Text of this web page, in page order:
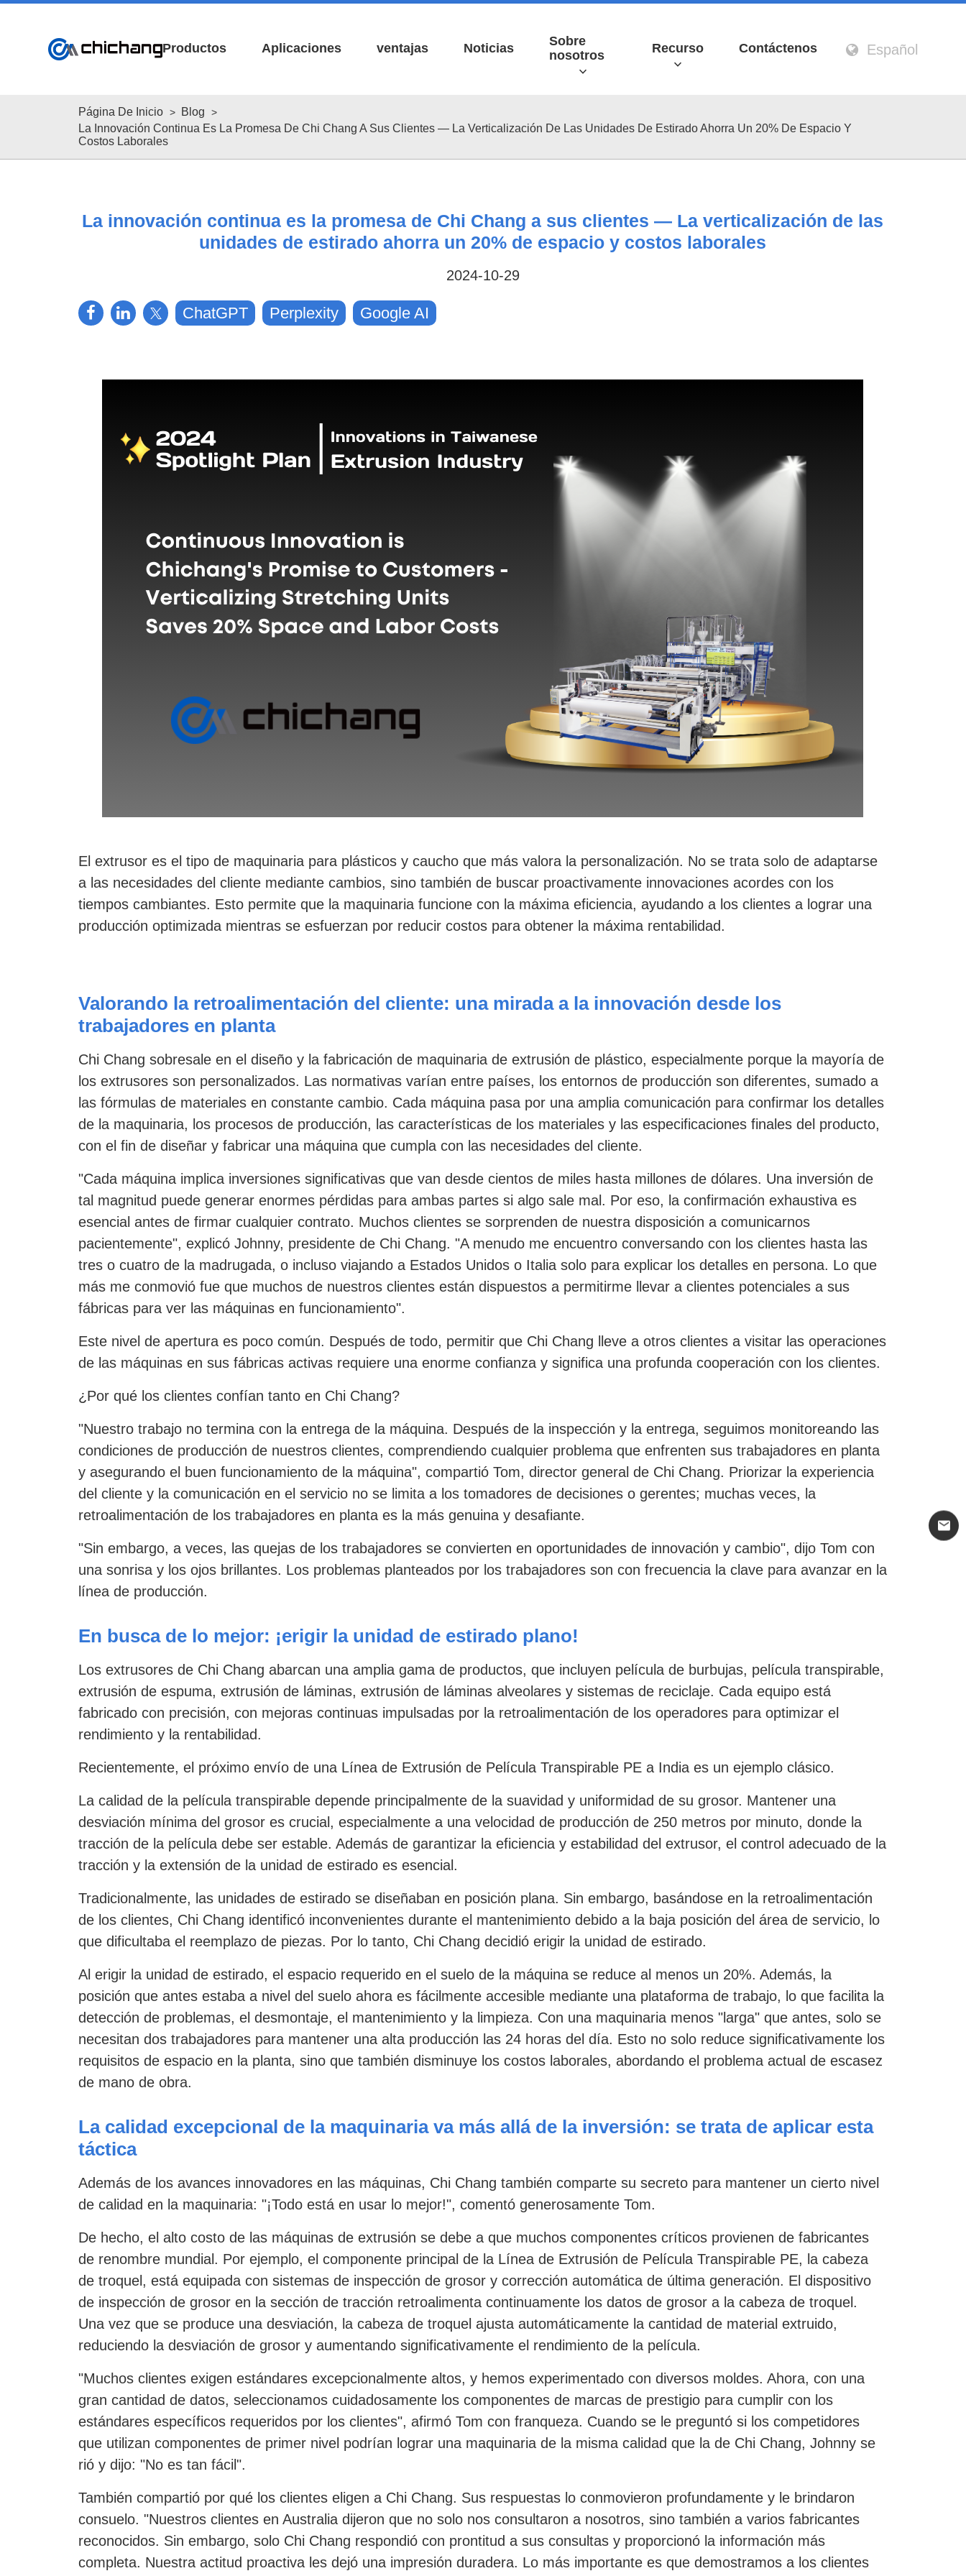
mail
Productos Aplicaciones ventajas Noticias
Sobre
nosotros
Sobre nosotros Red global
Recurso
descargar folletos Vídeos
Contáctenos Español
Página De Inicio
Blog
La Innovación Continua Es La Promesa De Chi Chang A Sus Clientes — La Verticalización De Las Unidades De Estirado Ahorra Un 20% De Espacio Y
Costos Laborales
La innovación continua es la promesa de Chi Chang a sus clientes — La verticalización de las
unidades de estirado ahorra un 20% de espacio y costos laborales
2024-10-29
ChatGPT Perplexity Google AI
El extrusor es el tipo de maquinaria para plásticos y caucho que más valora la personalización. No se trata solo de adaptarse
a las necesidades del cliente mediante cambios, sino también de buscar proactivamente innovaciones acordes con los
tiempos cambiantes. Esto permite que la maquinaria funcione con la máxima eficiencia, ayudando a los clientes a lograr una
producción optimizada mientras se esfuerzan por reducir costos para obtener la máxima rentabilidad.
Valorando la retroalimentación del cliente: una mirada a la innovación desde los
trabajadores en planta
Chi Chang sobresale en el diseño y la fabricación de maquinaria de extrusión de plástico, especialmente porque la mayoría de
los extrusores son personalizados. Las normativas varían entre países, los entornos de producción son diferentes, sumado a
las fórmulas de materiales en constante cambio. Cada máquina pasa por una amplia comunicación para confirmar los detalles
de la maquinaria, los procesos de producción, las características de los materiales y las especificaciones finales del producto,
con el fin de diseñar y fabricar una máquina que cumpla con las necesidades del cliente.
"Cada máquina implica inversiones significativas que van desde cientos de miles hasta millones de dólares. Una inversión de
tal magnitud puede generar enormes pérdidas para ambas partes si algo sale mal. Por eso, la confirmación exhaustiva es
esencial antes de firmar cualquier contrato. Muchos clientes se sorprenden de nuestra disposición a comunicarnos
pacientemente", explicó Johnny, presidente de Chi Chang. "A menudo me encuentro conversando con los clientes hasta las
tres o cuatro de la madrugada, o incluso viajando a Estados Unidos o Italia solo para explicar los detalles en persona. Lo que
más me conmovió fue que muchos de nuestros clientes están dispuestos a permitirme llevar a clientes potenciales a sus
fábricas para ver las máquinas en funcionamiento".
Este nivel de apertura es poco común. Después de todo, permitir que Chi Chang lleve a otros clientes a visitar las operaciones
de las máquinas en sus fábricas activas requiere una enorme confianza y significa una profunda cooperación con los clientes.
¿Por qué los clientes confían tanto en Chi Chang?
"Nuestro trabajo no termina con la entrega de la máquina. Después de la inspección y la entrega, seguimos monitoreando las
condiciones de producción de nuestros clientes, comprendiendo cualquier problema que enfrenten sus trabajadores en planta
y asegurando el buen funcionamiento de la máquina", compartió Tom, director general de Chi Chang. Priorizar la experiencia
del cliente y la comunicación en el servicio no se limita a los tomadores de decisiones o gerentes; muchas veces, la
retroalimentación de los trabajadores en planta es la más genuina y desafiante.
"Sin embargo, a veces, las quejas de los trabajadores se convierten en oportunidades de innovación y cambio", dijo Tom con
una sonrisa y los ojos brillantes. Los problemas planteados por los trabajadores son con frecuencia la clave para avanzar en la
línea de producción.
En busca de lo mejor: ¡erigir la unidad de estirado plano!
Los extrusores de Chi Chang abarcan una amplia gama de productos, que incluyen película de burbujas, película transpirable,
extrusión de espuma, extrusión de láminas, extrusión de láminas alveolares y sistemas de reciclaje. Cada equipo está
fabricado con precisión, con mejoras continuas impulsadas por la retroalimentación de los operadores para optimizar el
rendimiento y la rentabilidad.
Recientemente, el próximo envío de una Línea de Extrusión de Película Transpirable PE a India es un ejemplo clásico.
La calidad de la película transpirable depende principalmente de la suavidad y uniformidad de su grosor. Mantener una
desviación mínima del grosor es crucial, especialmente a una velocidad de producción de 250 metros por minuto, donde la
tracción de la película debe ser estable. Además de garantizar la eficiencia y estabilidad del extrusor, el control adecuado de la
tracción y la extensión de la unidad de estirado es esencial.
Tradicionalmente, las unidades de estirado se diseñaban en posición plana. Sin embargo, basándose en la retroalimentación
de los clientes, Chi Chang identificó inconvenientes durante el mantenimiento debido a la baja posición del área de servicio, lo
que dificultaba el reemplazo de piezas. Por lo tanto, Chi Chang decidió erigir la unidad de estirado.
Al erigir la unidad de estirado, el espacio requerido en el suelo de la máquina se reduce al menos un 20%. Además, la
posición que antes estaba a nivel del suelo ahora es fácilmente accesible mediante una plataforma de trabajo, lo que facilita la
detección de problemas, el desmontaje, el mantenimiento y la limpieza. Con una maquinaria menos "larga" que antes, solo se
necesitan dos trabajadores para mantener una alta producción las 24 horas del día. Esto no solo reduce significativamente los
requisitos de espacio en la planta, sino que también disminuye los costos laborales, abordando el problema actual de escasez
de mano de obra.
La calidad excepcional de la maquinaria va más allá de la inversión: se trata de aplicar esta
táctica
Además de los avances innovadores en las máquinas, Chi Chang también comparte su secreto para mantener un cierto nivel
de calidad en la maquinaria: "¡Todo está en usar lo mejor!", comentó generosamente Tom.
De hecho, el alto costo de las máquinas de extrusión se debe a que muchos componentes críticos provienen de fabricantes
de renombre mundial. Por ejemplo, el componente principal de la Línea de Extrusión de Película Transpirable PE, la cabeza
de troquel, está equipada con sistemas de inspección de grosor y corrección automática de última generación. El dispositivo
de inspección de grosor en la sección de tracción retroalimenta continuamente los datos de grosor a la cabeza de troquel.
Una vez que se produce una desviación, la cabeza de troquel ajusta automáticamente la cantidad de material extruido,
reduciendo la desviación de grosor y aumentando significativamente el rendimiento de la película.
"Muchos clientes exigen estándares excepcionalmente altos, y hemos experimentado con diversos moldes. Ahora, con una
gran cantidad de datos, seleccionamos cuidadosamente los componentes de marcas de prestigio para cumplir con los
estándares específicos requeridos por los clientes", afirmó Tom con franqueza. Cuando se le preguntó si los competidores
que utilizan componentes de primer nivel podrían lograr una maquinaria de la misma calidad que la de Chi Chang, Johnny se
rió y dijo: "No es tan fácil".
También compartió por qué los clientes eligen a Chi Chang. Sus respuestas lo conmovieron profundamente y le brindaron
consuelo. "Nuestros clientes en Australia dijeron que no solo nos consultaron a nosotros, sino también a varios fabricantes
reconocidos. Sin embargo, solo Chi Chang respondió con prontitud a sus consultas y proporcionó la información más
completa. Nuestra actitud proactiva les dejó una impresión duradera. Lo más importante es que demostramos a los clientes